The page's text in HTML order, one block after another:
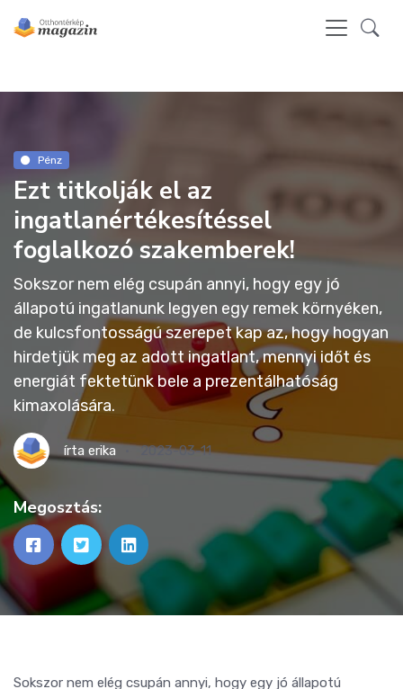
Pénz
Ezt titkolják el az
ingatlanértékesítéssel
foglalkozó szakemberek!
Sokszor nem elég csupán annyi, hogy egy jó
állapotú ingatlanunk legyen egy remek környéken,
de kulcsfontosságú szerepet kap az, hogy hogyan
hirdetjük meg az adott ingatlant, mennyi időt és
energiát fektetünk bele a prezentálhatóság
kimaxolására.
írta erika 2023-03-11
Megosztás:
Sokszor nem elég csupán annyi, hogy egy jó állapotú